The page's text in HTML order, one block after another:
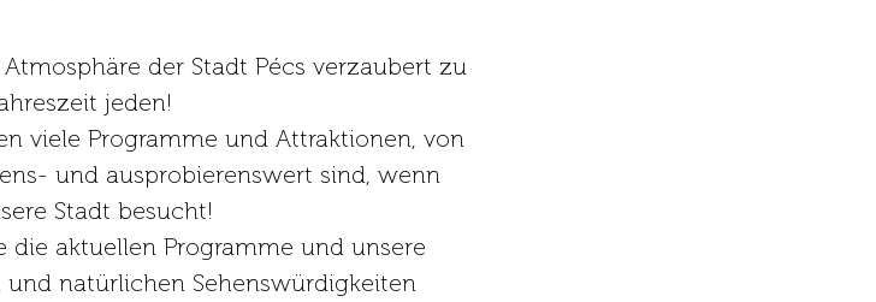
der Stadt Pécs verzaubert zu
jeden!
viele Programme und Attraktionen, von
und ausprobierenswert sind, wenn
Stadt besucht!
aktuellen Programme und unsere
natürlichen Sehenswürdigkeiten